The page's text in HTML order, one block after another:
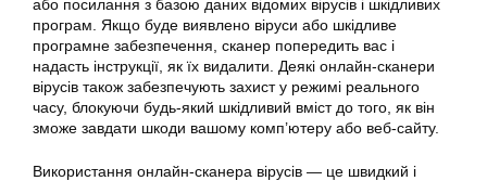
або посилання з базою даних відомих вірусів і шкідливих
програм. Якщо буде виявлено віруси або шкідливе
програмне забезпечення, сканер попередить вас і
надасть інструкції, як їх видалити. Деякі онлайн-сканери
вірусів також забезпечують захист у режимі реального
часу, блокуючи будь-який шкідливий вміст до того, як він
зможе завдати шкоди вашому комп’ютеру або веб-сайту.
Використання онлайн-сканера вірусів — це швидкий і